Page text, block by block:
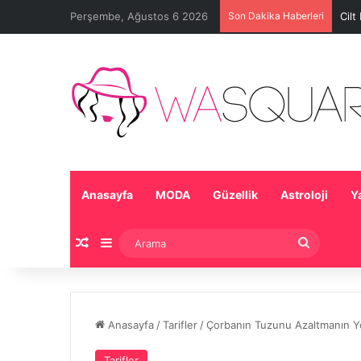
Perşembe, Ağustos 6 2026 Son Dakika Haberleri Cilt
Anasayfa MODA Güzellik Astroloji
Rastgele Makale
Kenar Bölmesi
Anasayfa /Tarifler /Çorbanın Tuzunu Azaltmanın